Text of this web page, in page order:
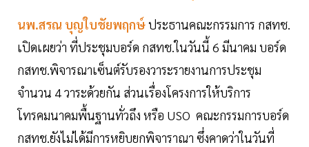
นพ.สรณ บุญใบชัยพฤกษ์ประธานคณะกรรมการ กสทช.
เปิดเผยว่า ที่ประชุมบอร์ด กสทช.ในวันนี้ 6 มีนาคม บอร์ด
กสทช.พิจารณาเซ็นต์รับรองวาระรายงานการประชุม
จำนวน 4 วาระด้วยกัน ส่วนเรื่องโครงการให้บริการ
โทรคมนาคมพื้นฐานทั่วถึง หรือ USO คณะกรรมการบอร์ด
กสทช.ยังไม่ได้มีการหยิบยกพิจาราณา ซึ่งคาดว่าในวันที่